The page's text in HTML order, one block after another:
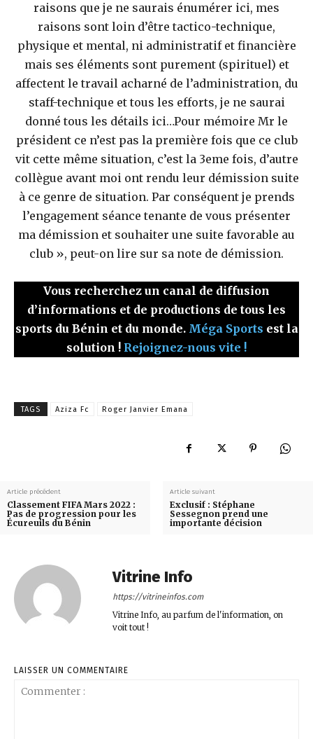
raisons que je ne saurais énumérer ici, mes
raisons sont loin d’être tactico-technique,
physique et mental, ni administratif et financière
mais ses éléments sont purement (spirituel) et
affectent le travail acharné de l’administration, du
staff-technique et tous les efforts, je ne saurai
donné tous les détails ici…Pour mémoire Mr le
président ce n’est pas la première fois que ce club
vit cette même situation, c’est la 3eme fois, d’autre
collègue avant moi ont rendu leur démission suite
à ce genre de situation. Par conséquent je prends
l’engagement séance tenante de vous présenter
ma démission et souhaiter une suite favorable au
club », peut-on lire sur sa note de démission.
Vous recherchez un canal de diffusion
d’informations et de productions de tous les
sports du Bénin et du monde. Méga Sports est la
solution ! Rejoignez-nous vite !
TAGS Aziza Fc Roger Janvier Emana
Article précédent
Classement FIFA Mars 2022 :
Pas de progression pour les
Écureuils du Bénin
Article suivant
Exclusif : Stéphane
Sessegnon prend une
importante décision
Vitrine Info
https://vitrineinfos.com
Vitrine Info, au parfum de l'information, on
voit tout !
LAISSER UN COMMENTAIRE